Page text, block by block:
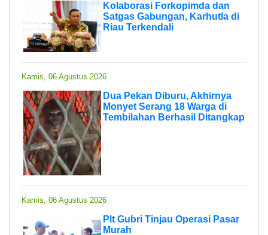
Kolaborasi Forkopimda dan
Satgas Gabungan, Karhutla di
Riau Terkendali
Kamis, 06 Agustus 2026
Dua Pekan Diburu, Akhirnya
Monyet Serang 18 Warga di
Tembilahan Berhasil Ditangkap
Kamis, 06 Agustus 2026
Plt Gubri Tinjau Operasi Pasar
Murah